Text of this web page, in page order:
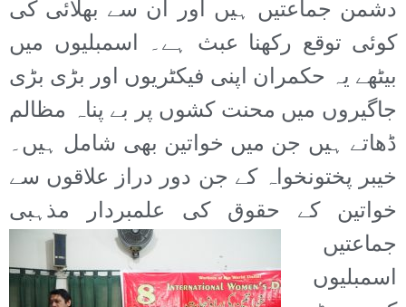
دشمن جماعتیں ہیں اور ان سے بھلائی کی
کوئی توقع رکھنا عبث ہے۔ اسمبلیوں میں
بیٹھے یہ حکمران اپنی فیکٹریوں اور بڑی بڑی
جاگیروں میں محنت کشوں پر بے پناہ مظالم
ڈھاتے ہیں جن میں خواتین بھی شامل ہیں۔
خیبر پختونخواہ کے جن دور دراز علاقوں سے
خواتین کے حقوق کی علمبردار مذہبی
جماعتیں
اسمبلیوں